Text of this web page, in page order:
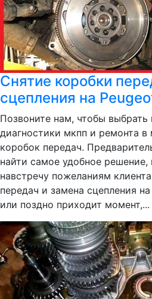
Снятие коробки
сцепления на
Позвоните нам, чтобы
диагностики мкпп и ремонта
коробок передач.
найти самое удобное
навстречу пожеланиям
передач и замена сцепления
или поздно приходит момент,...